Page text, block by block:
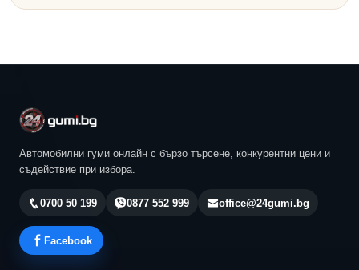
Автомобилни гуми онлайн с бързо търсене, конкурентни цени и
съдействие при избора.
0700 50 199 0877 552 999 office@24gumi.bg
Facebook